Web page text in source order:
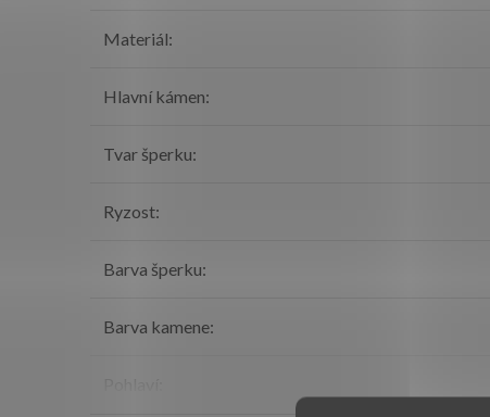
Materiál:
Hlavní kámen:
Tvar šperku:
Ryzost:
Barva šperku:
Barva kamene: